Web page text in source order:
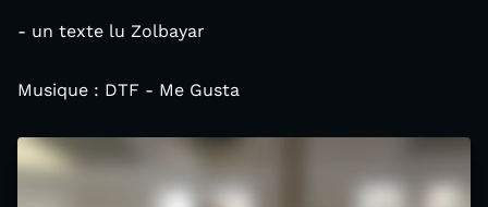
- un texte lu Zolbayar
Musique : DTF - Me Gusta